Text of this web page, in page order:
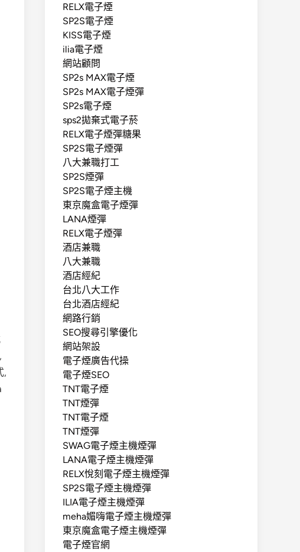
RELX電子煙
SP2S電子煙
KISS電子煙
ilia電子煙
網站顧問
SP2s MAX電子煙
SP2s MAX電子煙彈
SP2s電子煙
sps2拋棄式電子菸
RELX電子煙彈糖果
SP2S電子煙彈
八大兼職打工
SP2S煙彈
SP2S電子煙主機
東京魔盒電子煙彈
LANA煙彈
RELX電子煙彈
酒店兼職
八大兼職
酒店經紀
台北八大工作
台北酒店經紀
網路行銷
SEO搜尋引擎優化
網站架設
電子煙廣告代操
電子煙SEO
TNT電子煙
TNT煙彈
TNT電子煙
TNT煙彈
SWAG電子煙主機煙彈
LANA電子煙主機煙彈
RELX悅刻電子煙主機煙彈
SP2S電子煙主機煙彈
ILIA電子煙主機煙彈
meha媚嗨電子煙主機煙彈
東京魔盒電子煙主機煙彈
電子煙官網